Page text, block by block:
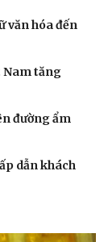
văn hóa đến
Nam tăng
đường ẩm
dẫn khách